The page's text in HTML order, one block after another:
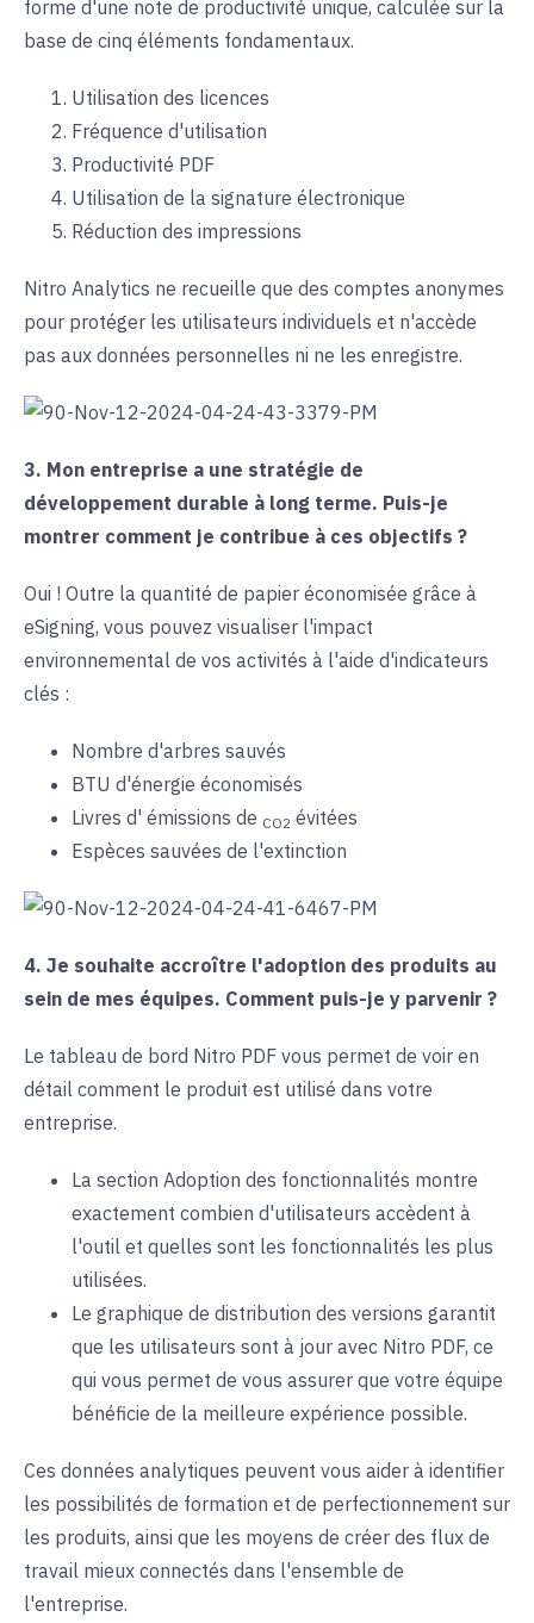
forme d'une note de productivité unique, calculée sur la
base de cinq éléments fondamentaux.
Utilisation des licences
Fréquence d'utilisation
Productivité PDF
Utilisation de la signature électronique
Réduction des impressions
Nitro Analytics ne recueille que des comptes anonymes
pour protéger les utilisateurs individuels et n'accède
pas aux données personnelles ni ne les enregistre.
3. Mon entreprise a une stratégie de
développement durable à long terme. Puis-je
montrer comment je contribue à ces objectifs ?
Oui ! Outre la quantité de papier économisée grâce à
eSigning, vous pouvez visualiser l'impact
environnemental de vos activités à l'aide d'indicateurs
clés :
Nombre d'arbres sauvés
BTU d'énergie économisés
Livres d' émissions de CO2 évitées
Espèces sauvées de l'extinction
4. Je souhaite accroître l'adoption des produits au
sein de mes équipes. Comment puis-je y parvenir ?
Le tableau de bord Nitro PDF vous permet de voir en
détail comment le produit est utilisé dans votre
entreprise.
La section Adoption des fonctionnalités montre
exactement combien d'utilisateurs accèdent à
l'outil et quelles sont les fonctionnalités les plus
utilisées.
Le graphique de distribution des versions garantit
que les utilisateurs sont à jour avec Nitro PDF, ce
qui vous permet de vous assurer que votre équipe
bénéficie de la meilleure expérience possible.
Ces données analytiques peuvent vous aider à identifier
les possibilités de formation et de perfectionnement sur
les produits, ainsi que les moyens de créer des flux de
travail mieux connectés dans l'ensemble de
l'entreprise.